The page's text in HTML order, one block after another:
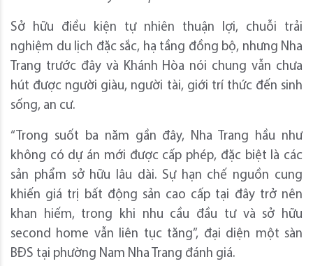
Sở hữu điều kiện tự nhiên thuận lợi, chuỗi trải
nghiệm du lịch đặc sắc, hạ tầng đồng bộ, nhưng Nha
Trang trước đây và Khánh Hòa nói chung vẫn chưa
hút được người giàu, người tài, giới trí thức đến sinh
sống, an cư.
“Trong suốt ba năm gần đây, Nha Trang hầu như
không có dự án mới được cấp phép, đặc biệt là các
sản phẩm sở hữu lâu dài. Sự hạn chế nguồn cung
khiến giá trị bất động sản cao cấp tại đây trở nên
khan hiếm, trong khi nhu cầu đầu tư và sở hữu
second home vẫn liên tục tăng”, đại diện một sàn
BĐS tại phường Nam Nha Trang đánh giá.